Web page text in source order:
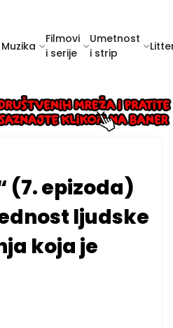
Muzika
Filmovi
i serije
Umetnost
i strip
(7. epizoda)
ljudske
koja je